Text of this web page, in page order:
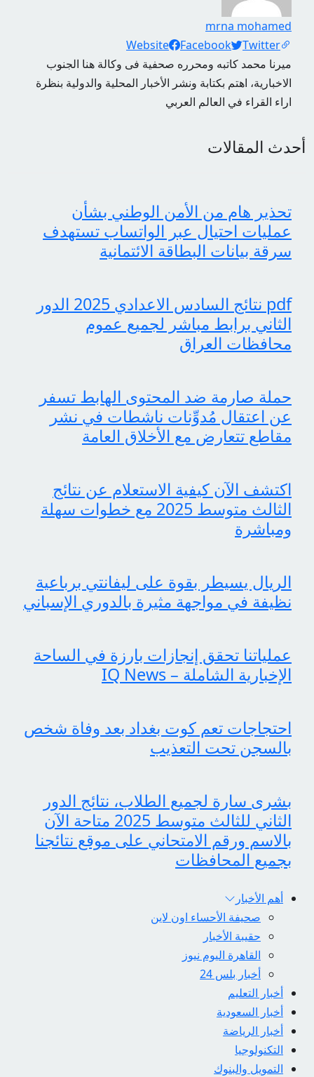
mrna mohamed
Social Links
Website Facebook
Twitter
ميرنا محمد كاتبه ومحرره صحفية فى وكالة هنا الجنوب
الاخبارية، اهتم بكتابة ونشر الأخبار المحلية والدولية بنظرة
اراء القراء في العالم العربي
أحدث المقالات
تحذير هام من الأمن الوطني بشأن
عمليات احتيال عبر الواتساب تستهدف
سرقة بيانات البطاقة الائتمانية
pdf نتائج السادس الاعدادي 2025 الدور
الثاني برابط مباشر لجميع عموم
محافظات العراق
حملة صارمة ضد المحتوى الهابط تسفر
عن اعتقال مُدوِّنات ناشطات في نشر
مقاطع تتعارض مع الأخلاق العامة
اكتشف الآن كيفية الاستعلام عن نتائج
الثالث متوسط 2025 مع خطوات سهلة
ومباشرة
الريال يسيطر بقوة على ليفانتي برباعية
نظيفة في مواجهة مثيرة بالدوري الإسباني
عملياتنا تحقق إنجازات بارزة في الساحة
الإخبارية الشاملة – IQ News
احتجاجات تعم كوت بغداد بعد وفاة شخص
بالسجن تحت التعذيب
بشرى سارة لجميع الطلاب، نتائج الدور
الثاني للثالث متوسط 2025 متاحة الآن
بالاسم ورقم الامتحاني على موقع نتائجنا
بجميع المحافظات
أهم الأخبار
صحيفة الأحساء اون لاين
حقيبة الأخبار
القاهرة اليوم نيوز
أخبار بلس 24
أخبار التعليم
أخبار السعودية
أخبار الرياضة
التكنولوجيا
التمويل والبنوك